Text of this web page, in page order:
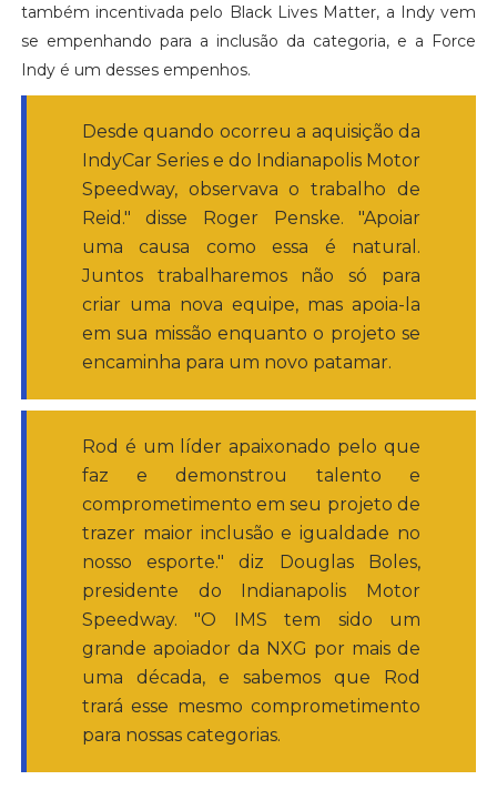
também incentivada pelo Black Lives Matter, a Indy vem
se empenhando para a inclusão da categoria, e a Force
Indy é um desses empenhos.
Desde quando ocorreu a aquisição da
IndyCar Series e do Indianapolis Motor
Speedway, observava o trabalho de
Reid." disse Roger Penske. "Apoiar
uma causa como essa é natural.
Juntos trabalharemos não só para
criar uma nova equipe, mas apoia-la
em sua missão enquanto o projeto se
encaminha para um novo patamar.
Rod é um líder apaixonado pelo que
faz e demonstrou talento e
comprometimento em seu projeto de
trazer maior inclusão e igualdade no
nosso esporte." diz Douglas Boles,
presidente do Indianapolis Motor
Speedway. "O IMS tem sido um
grande apoiador da NXG por mais de
uma década, e sabemos que Rod
trará esse mesmo comprometimento
para nossas categorias.